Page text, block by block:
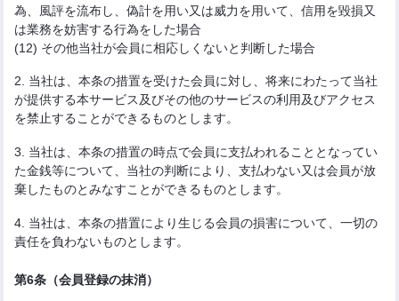
為、風評を流布し、偽計を用い又は威力を用いて、信用を毀損又
は業務を妨害する行為をした場合
(12) その他当社が会員に相応しくないと判断した場合
2. 当社は、本条の措置を受けた会員に対し、将来にわたって当社
が提供する本サービス及びその他のサービスの利用及びアクセス
を禁止することができるものとします。
3. 当社は、本条の措置の時点で会員に支払われることとなってい
た金銭等について、当社の判断により、支払わない又は会員が放
棄したものとみなすことができるものとします。
4. 当社は、本条の措置により生じる会員の損害について、一切の
責任を負わないものとします。
第6条（会員登録の抹消）